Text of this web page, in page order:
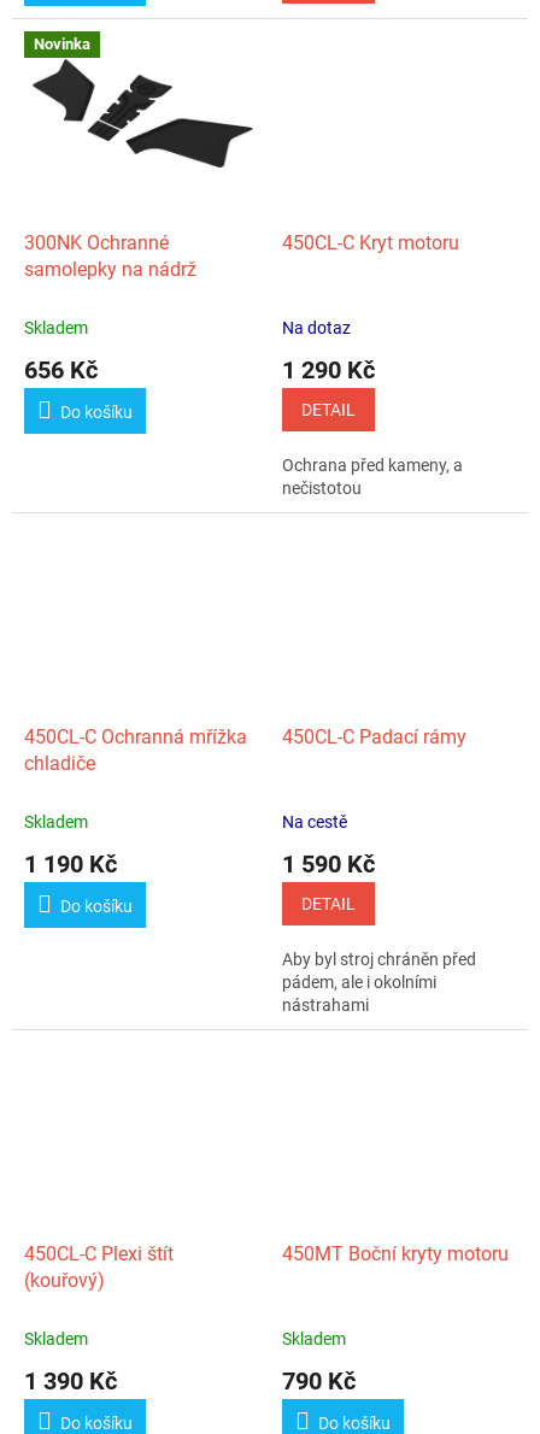
Novinka
300NK Ochranné
samolepky na nádrž
Skladem
656 Kč
Do košíku
450CL‑C Kryt motoru
Na dotaz
1 290 Kč
DETAIL
Ochrana před kameny, a
nečistotou
450CL‑C Ochranná mřížka
chladiče
Skladem
1 190 Kč
Do košíku
450CL‑C Padací rámy
Na cestě
1 590 Kč
DETAIL
Aby byl stroj chráněn před
pádem, ale i okolními
nástrahami
450CL‑C Plexi štít
(kouřový)
Skladem
1 390 Kč
Do košíku
450MT Boční kryty motoru
Skladem
790 Kč
Do košíku